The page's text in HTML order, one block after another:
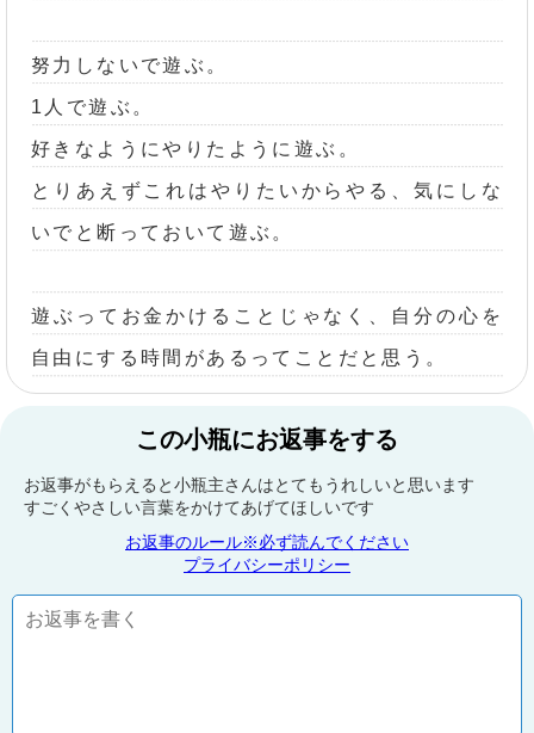
努力しないで遊ぶ。
1人で遊ぶ。
好きなようにやりたように遊ぶ。
とりあえずこれはやりたいからやる、気にしな
いでと断っておいて遊ぶ。
遊ぶってお金かけることじゃなく、自分の心を
自由にする時間があるってことだと思う。
この小瓶にお返事をする
お返事がもらえると小瓶主さんはとてもうれしいと思います
すごくやさしい言葉をかけてあげてほしいです
お返事のルール※必ず読んでください
プライバシーポリシー